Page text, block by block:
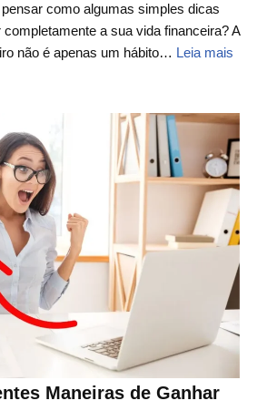
como algumas simples dicas
a sua vida financeira? A
não é apenas um hábito… Leia mais
Maneiras de Ganhar